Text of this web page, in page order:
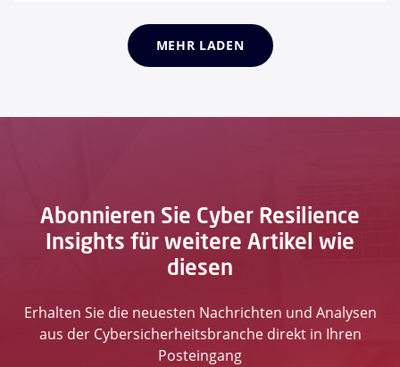
MEHR LADEN
Abonnieren Sie Cyber Resilience
Insights für weitere Artikel wie
diesen
Erhalten Sie die neuesten Nachrichten und Analysen
aus der Cybersicherheitsbranche direkt in Ihren
Posteingang